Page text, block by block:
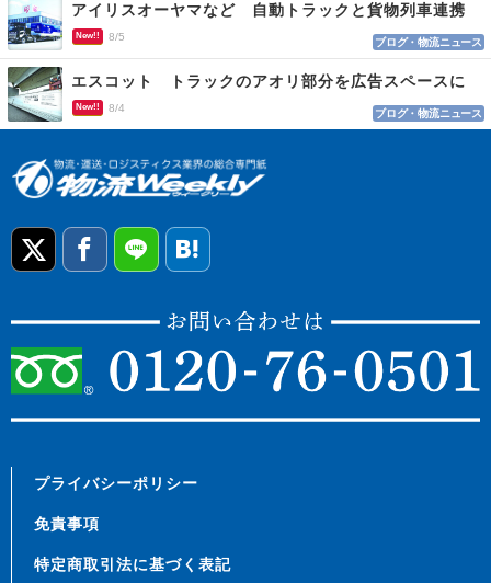
アイリスオーヤマなど 自動トラックと貨物列車連携
New!! 8/5 ブログ・物流ニュース
エスコット トラックのアオリ部分を広告スペースに
New!! 8/4 ブログ・物流ニュース
プライバシーポリシー
免責事項
特定商取引法に基づく表記